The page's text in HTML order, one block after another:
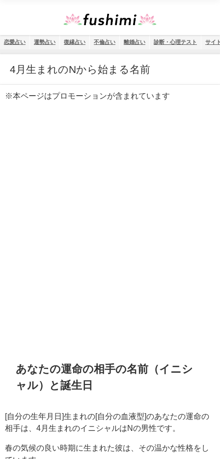
恋愛占い 運勢占い 復縁占い 不倫占い 離婚占い 診断・心理テスト サイ
4月生まれのNから始まる名前
※本ページはプロモーションが含まれています
あなたの運命の相手の名前（イニシ
ャル）と誕生日
[自分の生年月日]生まれの[自分の血液型]のあなたの運命の
相手は、4月生まれのイニシャルはNの男性です。
春の気候の良い時期に生まれた彼は、その温かな性格をし